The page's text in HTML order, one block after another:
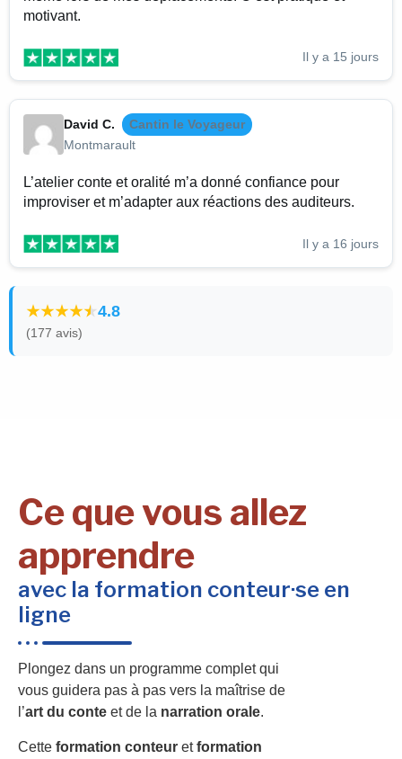
motivant.
Il y a 15 jours
David C.
Cantin le Voyageur
Montmarault
L’atelier conte et oralité m’a donné confiance pour
improviser et m’adapter aux réactions des auditeurs.
Il y a 16 jours
4.8
(177 avis)
Ce que vous allez
apprendre
avec la formation conteur·se en
ligne
Plongez dans un programme complet qui
vous guidera pas à pas vers la maîtrise de
l’art du conte et de la narration orale.
Cette formation conteur etformation